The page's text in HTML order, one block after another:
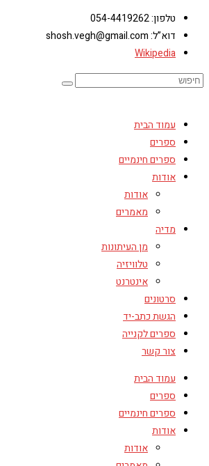
טלפון: 054-4419262
דוא”ל: shosh.vegh@gmail.com
Wikipedia
עמוד הבית
ספרים
ספרים חינמיים
אודות
אודות
מאמרים
מדיה
מן העיתונות
טלוויזיה
אינטרנט
סרטונים
הגשת כתב-יד
ספרים לקנייה
צור קשר
עמוד הבית
ספרים
ספרים חינמיים
אודות
אודות